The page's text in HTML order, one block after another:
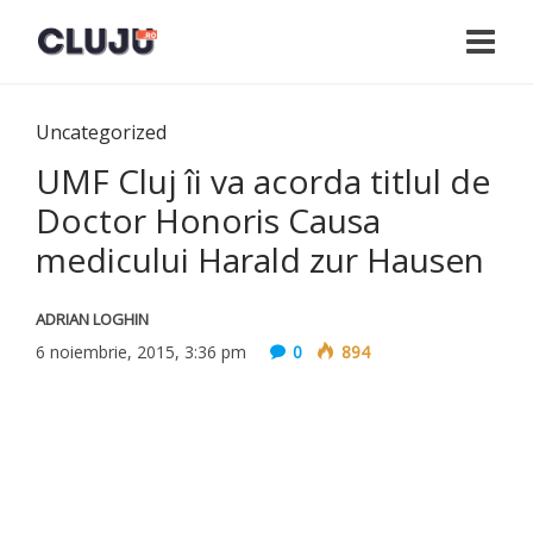
Uncategorized
UMF Cluj îi va acorda titlul de
Doctor Honoris Causa
medicului Harald zur Hausen
ADRIAN LOGHIN
6 noiembrie, 2015, 3:36 pm 0 894